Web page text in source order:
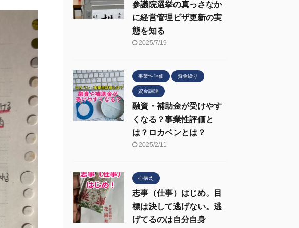
参議院選挙の真っさなか
に経営管理ビザ更新の実
態を知る
2025/7/19
事業性評価 資金繰り
資金調達
融資・補助金が受けやす
くなる？事業性評価と
は？ロカベンとは？
2025/2/11
心構え
志事（仕事）はじめ。目
標は決して逃げない。逃
げてるのは自分自身